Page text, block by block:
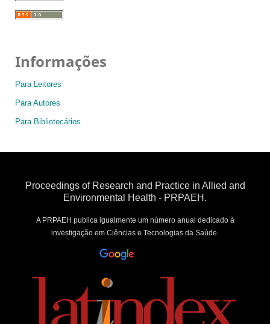
Informações
Para Leitores
Para Autores
Para Bibliotecários
Proceedings of Research and Practice in Allied and
Environmental Health - PRPAEH.
A PRPAEH publica igualmente um número anual dedicado à
investigação em Ciências e Tecnologias da Saúde.